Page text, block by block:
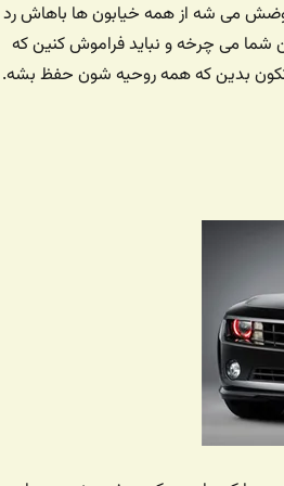
می شه از همه خیابون ها باهاش رد
می چرخه و نباید فراموش کنین که
بدین که همه روحیه شون حفظ بشه.